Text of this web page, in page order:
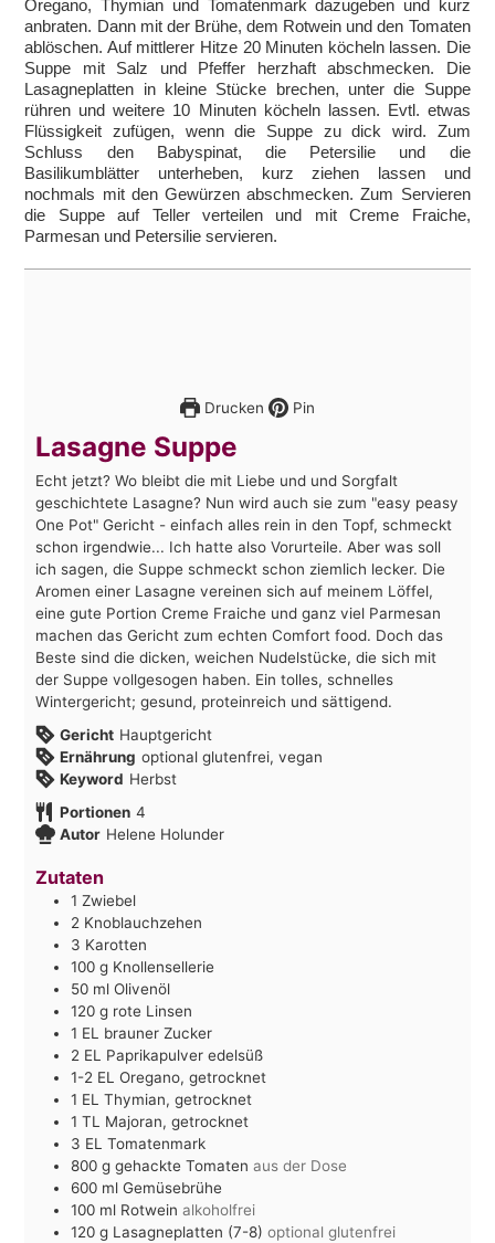
Oregano, Thymian und Tomatenmark dazugeben und kurz
anbraten. Dann mit der Brühe, dem Rotwein und den Tomaten
ablöschen. Auf mittlerer Hitze 20 Minuten köcheln lassen. Die
Suppe mit Salz und Pfeffer herzhaft abschmecken. Die
Lasagneplatten in kleine Stücke brechen, unter die Suppe
rühren und weitere 10 Minuten köcheln lassen. Evtl. etwas
Flüssigkeit zufügen, wenn die Suppe zu dick wird. Zum
Schluss den Babyspinat, die Petersilie und die
Basilikumblätter unterheben, kurz ziehen lassen und
nochmals mit den Gewürzen abschmecken. Zum Servieren
die Suppe auf Teller verteilen und mit Creme Fraiche,
Parmesan und Petersilie servieren.
Drucken Pin
Lasagne Suppe
Echt jetzt? Wo bleibt die mit Liebe und und Sorgfalt
geschichtete Lasagne? Nun wird auch sie zum "easy peasy
One Pot" Gericht - einfach alles rein in den Topf, schmeckt
schon irgendwie... Ich hatte also Vorurteile. Aber was soll
ich sagen, die Suppe schmeckt schon ziemlich lecker. Die
Aromen einer Lasagne vereinen sich auf meinem Löffel,
eine gute Portion Creme Fraiche und ganz viel Parmesan
machen das Gericht zum echten Comfort food. Doch das
Beste sind die dicken, weichen Nudelstücke, die sich mit
der Suppe vollgesogen haben. Ein tolles, schnelles
Wintergericht; gesund, proteinreich und sättigend.
Gericht Hauptgericht
Ernährung optional glutenfrei, vegan
Keyword Herbst
Portionen 4
Autor Helene Holunder
Zutaten
1 Zwiebel
2 Knoblauchzehen
3 Karotten
100 g Knollensellerie
50 ml Olivenöl
120 g rote Linsen
1 EL
brauner Zucker
2 EL
Paprikapulver edelsüß
1-2 EL Oregano, getrocknet
1 EL Thymian, getrocknet
1 TL
Majoran, getrocknet
3 EL Tomatenmark
800 g gehackte Tomaten aus der Dose
600 ml Gemüsebrühe
100 ml Rotwein alkoholfrei
120 g Lasagneplatten (7-8) optional glutenfrei